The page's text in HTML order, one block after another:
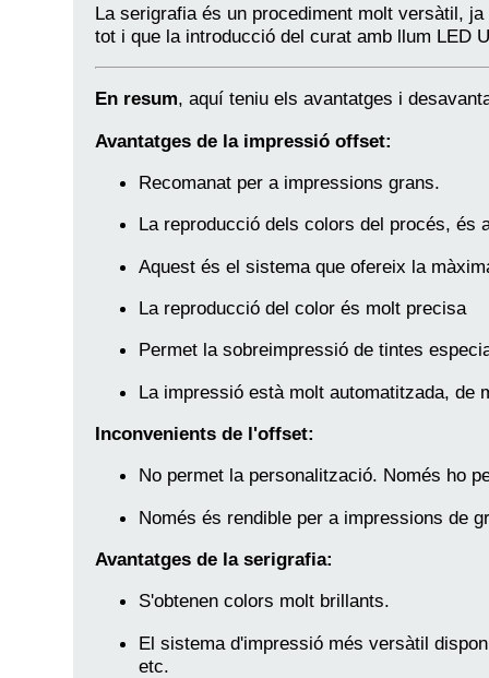
La serigrafia és un procediment molt versàtil,
tot i que la introducció del curat amb llum LED
En resum, aquí teniu els avantatges i
Avantatges de la impressió offset:
Recomanat per a impressions grans.
La reproducció dels colors del procés, és
Aquest és el sistema que ofereix la
La reproducció del color és molt precisa
Permet la sobreimpressió de tintes
La impressió està molt automatitzada, de
Inconvenients de l'offset:
No permet la personalització. Només ho
Només és rendible per a impressions de
Avantatges de la serigrafia:
S'obtenen colors molt brillants.
El sistema d'impressió més versàtil
etc.